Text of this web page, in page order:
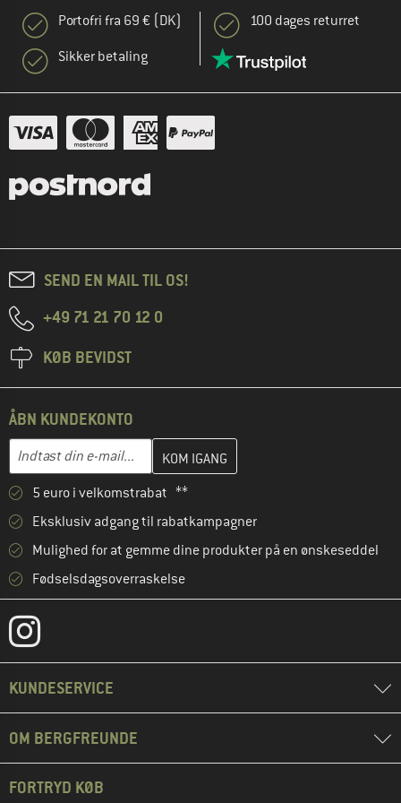
Portofri fra 69 € (DK)
Sikker betaling
100 dages returret
SEND EN MAIL TIL OS!
+49 71 21 70 12 0
KØB BEVIDST
ÅBN KUNDEKONTO
E-mail-adresse
Indtast din e-mailadresse her, og opret i næste trin din
5 euro i velkomstrabat **
Eksklusiv adgang til rabatkampagner
Mulighed for at gemme dine produkter på en ønskeseddel
Fødselsdagsoverraskelse
KUNDESERVICE
OM BERGFREUNDE
FORTRYD KØB